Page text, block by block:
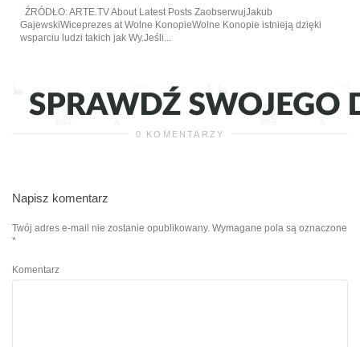
ŹRÓDŁO: ARTE.TV About Latest Posts ZaobserwujJakub
GajewskiWiceprezes at Wolne KonopieWolne Konopie istnieją dzięki
wsparciu ludzi takich jak Wy.Jeśli...
0 KOMENTARZY
Napisz komentarz
Twój adres e-mail nie zostanie opublikowany. Wymagane pola są oznaczone
*
Komentarz